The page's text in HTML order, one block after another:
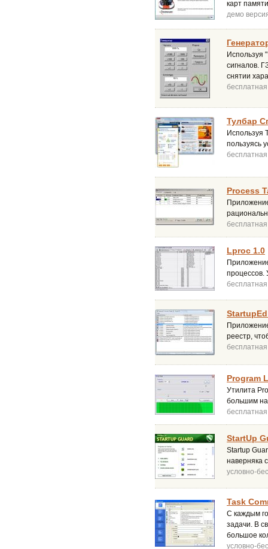
карт
демо
Используя
сигналов.
снятии
бесплатная
Тулбар
Используя
пользуясь
бесплатная
Process
бесплатная
Lproc 1.0
процессов.
бесплатная
реестр,
бесплатная
Program
Утилита
большим
бесплатная
StartUp
Startup
наверняка
условно-
Task
С каждым
задачи. В
большое
условно-